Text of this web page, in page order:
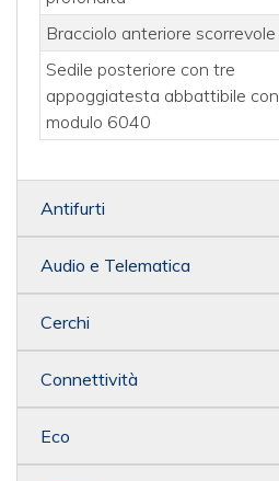
Bracciolo anteriore scorrevole
Sedile posteriore con tre
appoggiatesta abbattibile con
modulo 6040
Antifurti
Audio e Telematica
Cerchi
Connettività
Eco